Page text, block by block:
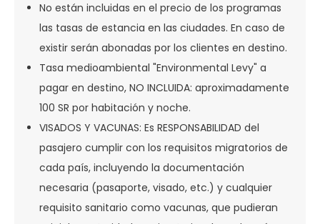
No están incluidas en el precio de los programas
las tasas de estancia en las ciudades. En caso de
existir serán abonadas por los clientes en destino.
Tasa medioambiental "Environmental Levy" a
pagar en destino, NO INCLUIDA: aproximadamente
100 SR por habitación y noche.
VISADOS Y VACUNAS: Es RESPONSABILIDAD del
pasajero cumplir con los requisitos migratorios de
cada país, incluyendo la documentación
necesaria (pasaporte, visado, etc.) y cualquier
requisito sanitario como vacunas, que pudieran